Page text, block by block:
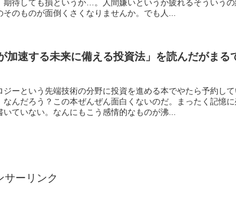
期待しても損というか…。人間嫌いというか疲れるそういう
のものが面倒くさくなりませんか。でも人...
加速する未来に備える投資法」を読んだがまる
ーという先端技術の分野に投資を進める本でやたら予約し
んだろう？この本ぜんぜん面白くないのだ。まったく記憶
ていない。なんにもこう感情的なものが沸...
サーリンク